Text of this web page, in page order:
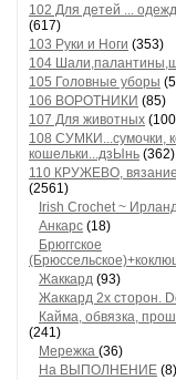
102 Для детей ...
(617)
103 Руки и Ноги (353)
104
105 Головные уборы
106 ВОРОТНИКИ (85)
107 Для животных
108 СУМКИ...сумочки,
кошельки...дзЫнь (362)
110 КРУЖЕВО, вязание
(2561)
Irish Crochet ~
Анкарс (18)
Брюггское
Жаккард (93)
Жаккард 2х сторон.
Кайма, обвязка,
(241)
Мережка (36)
На ВЫПОЛНЕНИЕ (8)